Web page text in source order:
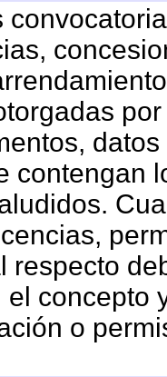
contengan
respecto
el concepto
o